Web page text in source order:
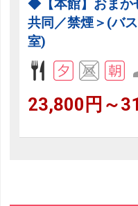
◆【本館】おまか
共同／禁煙＞(バ
室)
23,800円～